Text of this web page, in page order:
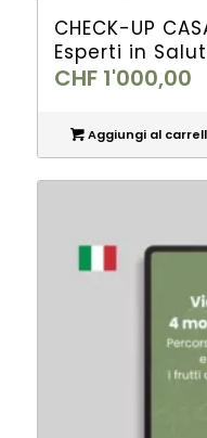
CHECK-UP
Esperti in
CHF1'000,00
Aggiungi al